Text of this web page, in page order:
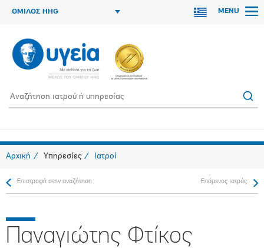
ΟΜΙΛΟΣ HHG MENU
Αρχική Υπηρεσίες Ιατροί
Επιστροφή στην αναζήτηση Επόμενος ιατρός
Παναγιώτης Φτίκος